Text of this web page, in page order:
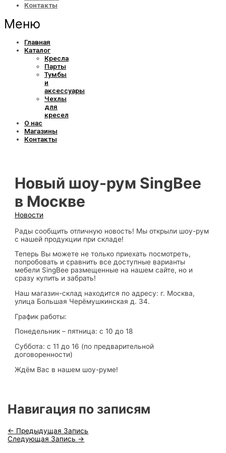
Контакты
Меню
Главная
Каталог
Кресла
Парты
Тумбы
и
аксессуары
Чехлы
для
кресел
О нас
Магазины
Контакты
Новый шоу-рум SingBee
в Москве
Новости
Рады сообщить отличную новость! Мы открыли шоу-рум
с нашей продукции при складе!
Теперь Вы можете не только приехать посмотреть,
попробовать и сравнить все доступные варианты
мебели SingBee размещенные на нашем сайте, но и
сразу купить и забрать!
Наш магазин-склад находится по адресу: г. Москва,
улица Большая Черёмушкинская д. 34.
График работы:
Понедельник – пятница: с 10 до 18
Суббота: с 11 до 16 (по предварительной
договоренности)
Ждём Вас в нашем шоу-руме!
Навигация по записям
← Предыдущая Запись
Следующая Запись →